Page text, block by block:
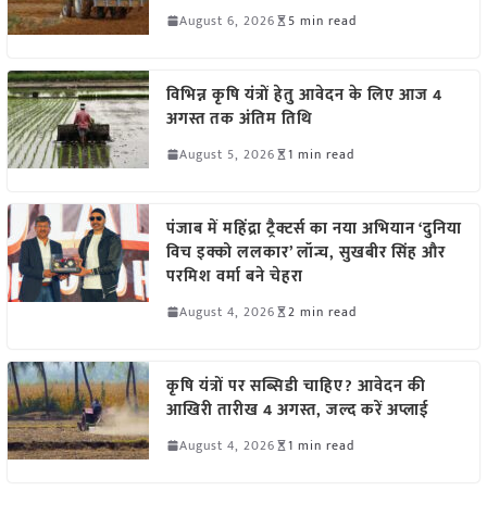
August 6, 2026 5 min read
विभिन्न कृषि यंत्रों हेतु आवेदन के लिए आज 4
अगस्त तक अंतिम तिथि
August 5, 2026 1 min read
पंजाब में महिंद्रा ट्रैक्टर्स का नया अभियान ‘दुनिया
विच इक्को ललकार’ लॉन्च, सुखबीर सिंह और
परमिश वर्मा बने चेहरा
August 4, 2026 2 min read
कृषि यंत्रों पर सब्सिडी चाहिए? आवेदन की
आखिरी तारीख 4 अगस्त, जल्द करें अप्लाई
August 4, 2026 1 min read